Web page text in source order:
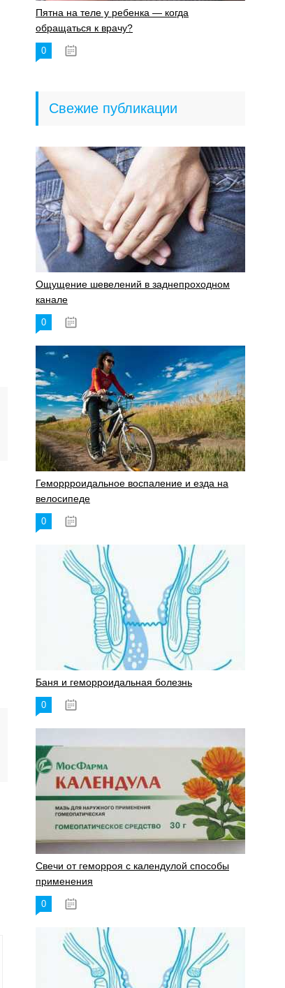
Пятна на теле у ребенка — когда
обращаться к врачу?
0
Свежие публикации
Ощущение шевелений в заднепроходном
канале
0
Геморрроидальное воспаление и езда на
велосипеде
0
Баня и геморроидальная болезнь
0
Свечи от геморроя с календулой способы
применения
0